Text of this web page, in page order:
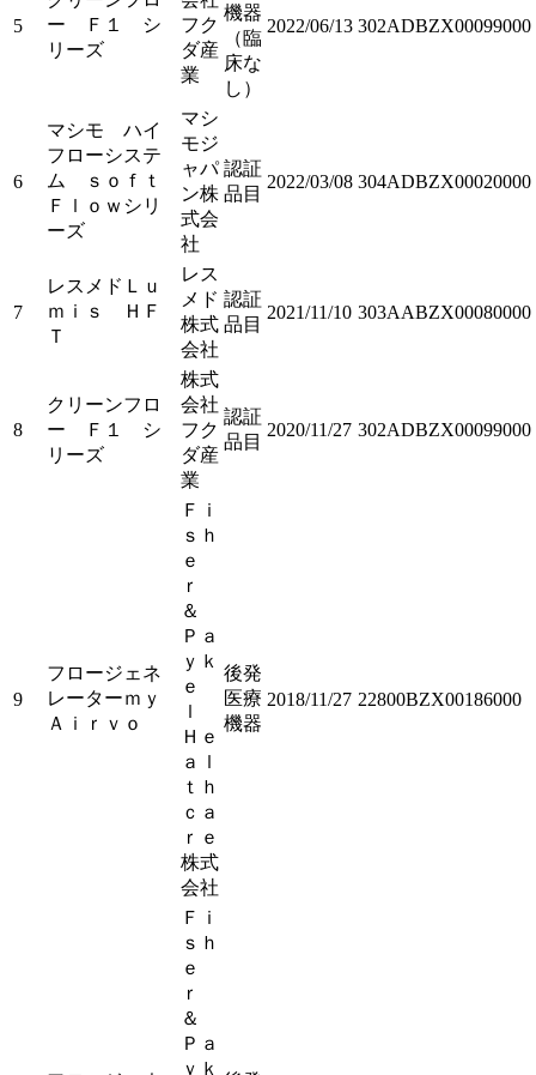
5
ー Ｆ１ シ
リーズ
フク
ダ産
業
機器
（臨
床な
し）
2022/06/13 302ADBZX00099000
6
マシモ ハイ
フローシステ
ム ｓｏｆｔ
Ｆｌｏｗシリ
ーズ
マシ
モジ
ャパ
ン株
式会
社
認証
品目
2022/03/08 304ADBZX00020000
7
レスメドＬｕ
ｍｉｓ ＨＦ
Ｔ
レス
メド
株式
会社
認証
品目
2021/11/10 303AABZX00080000
8
クリーンフロ
ー Ｆ１ シ
リーズ
株式
会社
フク
ダ産
業
認証
品目
2020/11/27 302ADBZX00099000
9
フロージェネ
レーターｍｙ
Ａｉｒｖｏ
Ｆｉ
ｓｈ
ｅ
ｒ
＆
Ｐａ
ｙｋ
ｅ
ｌ
Ｈｅ
ａｌ
ｔｈ
ｃａ
ｒｅ
株式
会社
後発
医療
機器
2018/11/27 22800BZX00186000
Ｆｉ
ｓｈ
ｅ
ｒ
＆
Ｐａ
ｙｋ